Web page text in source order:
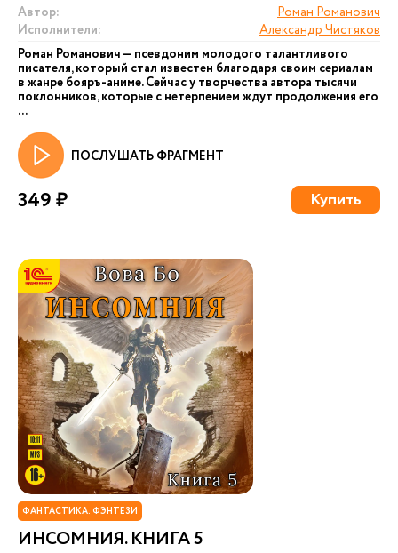
Автор:
Роман Романович
Исполнители:
Александр Чистяков
Роман Романович — псевдоним молодого талантливого
писателя, который стал известен благодаря своим сериалам
в жанре бояръ-аниме. Сейчас у творчества автора тысячи
поклонников, которые с нетерпением ждут продолжения его
...
ПОСЛУШАТЬ ФРАГМЕНТ
349 ₽ Купить
ФАНТАСТИКА. ФЭНТЕЗИ
ИНСОМНИЯ. КНИГА 5